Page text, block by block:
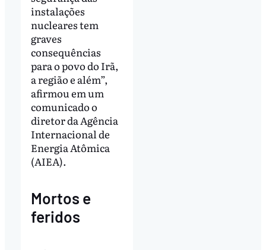
instalações
nucleares tem
graves
consequências
para o povo do Irã,
a região e além”,
afirmou em um
comunicado o
diretor da Agência
Internacional de
Energia Atômica
(AIEA).
Mortos e
feridos